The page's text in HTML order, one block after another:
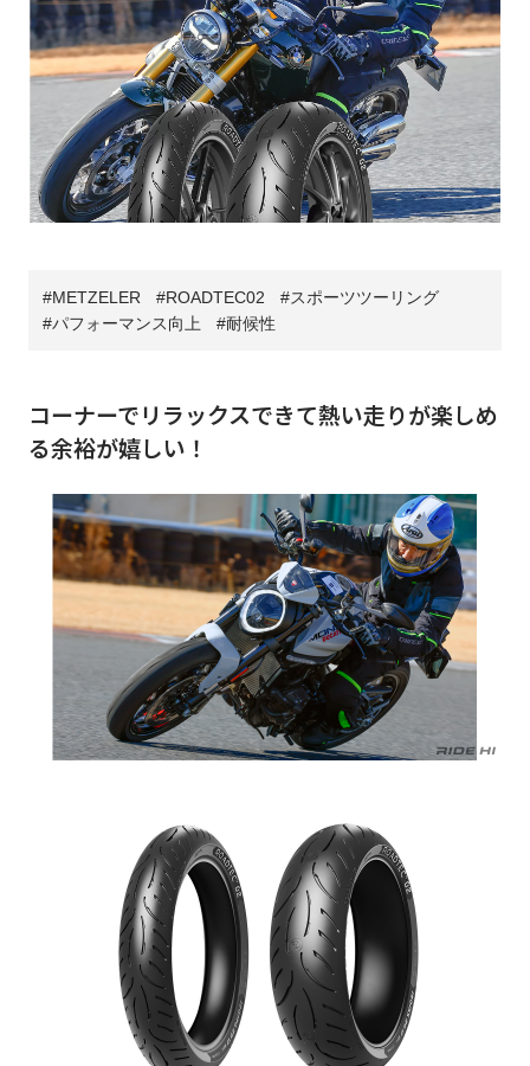
METZELER ROADTEC02
スポーツツーリング
パフォーマンス向上
耐候性
コーナーでリラックスできて熱い走りが楽しめ
る余裕が嬉しい！